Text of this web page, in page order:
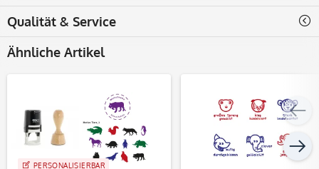
Qualität & Service
Ähnliche Artikel
PERSONALISIERBAR